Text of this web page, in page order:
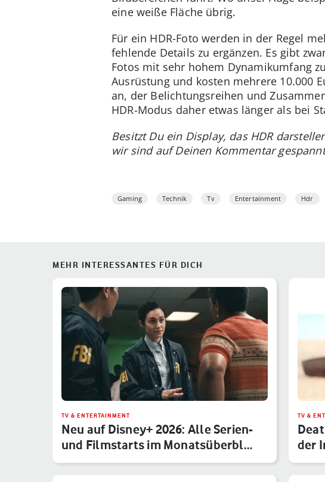
eine weiße Fläche übrig.
Für ein HDR-Foto werden in der Regel
fehlende Details zu ergänzen. Es gibt
Fotos mit sehr hohem Dynamikumfang
Ausrüstung und kosten mehrere 10.000
an, der Belichtungsreihen und
HDR-Modus daher etwas länger als bei
Besitzt Du ein Display, das HDR
wir sind auf Deinen Kommentar
Gaming Technik Tv Entertainment Hdr
MEHR INTERESSANTES FÜR DICH
TV & ENTERTAINMENT
Neu auf Disney+ 2026: Alle Serien-
und Filmstarts im Monatsüberbl…
TV &
der